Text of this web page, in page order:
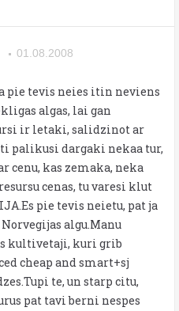
01.08.2008
pie tevis neies itin neviens
algas, lai gan
ir letaki, salidzinot ar
palikusi dargaki nekaa tur,
cenu, kas zemaka, neka
cenas, tu varesi klut
pie tevis neietu, pat ja
algu.Manu
kultivetaji, kuri grib
cheap and smart+sj
te, un starp citu,
pat tavi berni nespes